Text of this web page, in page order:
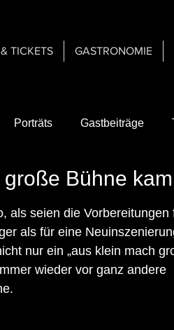
TICKETS GASTRONOMIE
Porträts Gastbeiträge
der Bühne
Bühne kam
als seien die Vorbereitungen
als für eine
nur ein „aus klein mach
wieder vor ganz andere